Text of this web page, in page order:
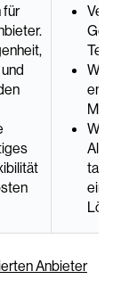
für
eine
Anbieter